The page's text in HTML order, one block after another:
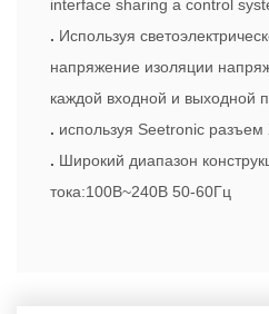
interface sharing a control
. Используя
напряжение изоляции
каждой входной и выходной
. используя Seetronic разъем
. Широкий диапазон
тока:100В~240В 50-60Гц